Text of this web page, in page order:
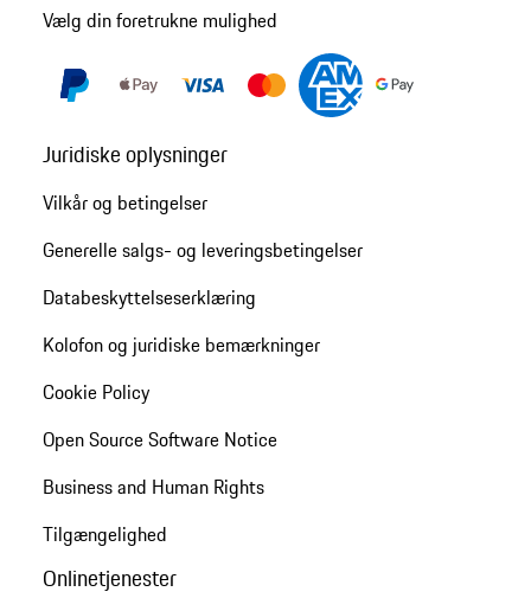
Vælg din foretrukne mulighed
Juridiske oplysninger
Vilkår og betingelser
Generelle salgs- og leveringsbetingelser
Databeskyttelseserklæring
Kolofon og juridiske bemærkninger
Cookie Policy
Open Source Software Notice
Business and Human Rights
Tilgængelighed
Onlinetjenester